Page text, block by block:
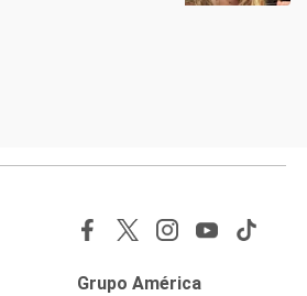
Grupo América